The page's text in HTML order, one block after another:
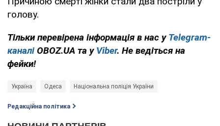
голову.
Тільки перевірена інформація в нас у Telegram-
каналі OBOZ.UA та у Viber. Не ведіться на
фейки!
Україна Одеса Національна поліція України
Редакційна політика